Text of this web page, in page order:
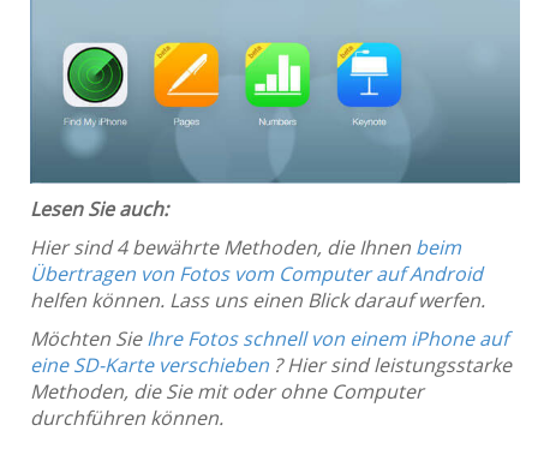
Lesen Sie auch:
Hier sind 4 bewährte Methoden, die Ihnen beim
Übertragen von Fotos vom Computer auf Android
helfen können. Lass uns einen Blick darauf werfen.
Möchten SieIhre Fotos schnell von einem iPhone auf
eine SD-Karte verschieben ? Hier sind leistungsstarke
Methoden, die Sie mit oder ohne Computer
durchführen können.